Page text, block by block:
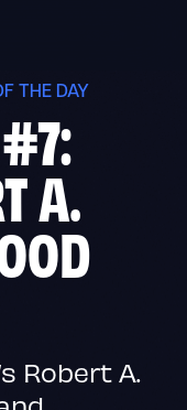
THE DAY
A.
Robert A.